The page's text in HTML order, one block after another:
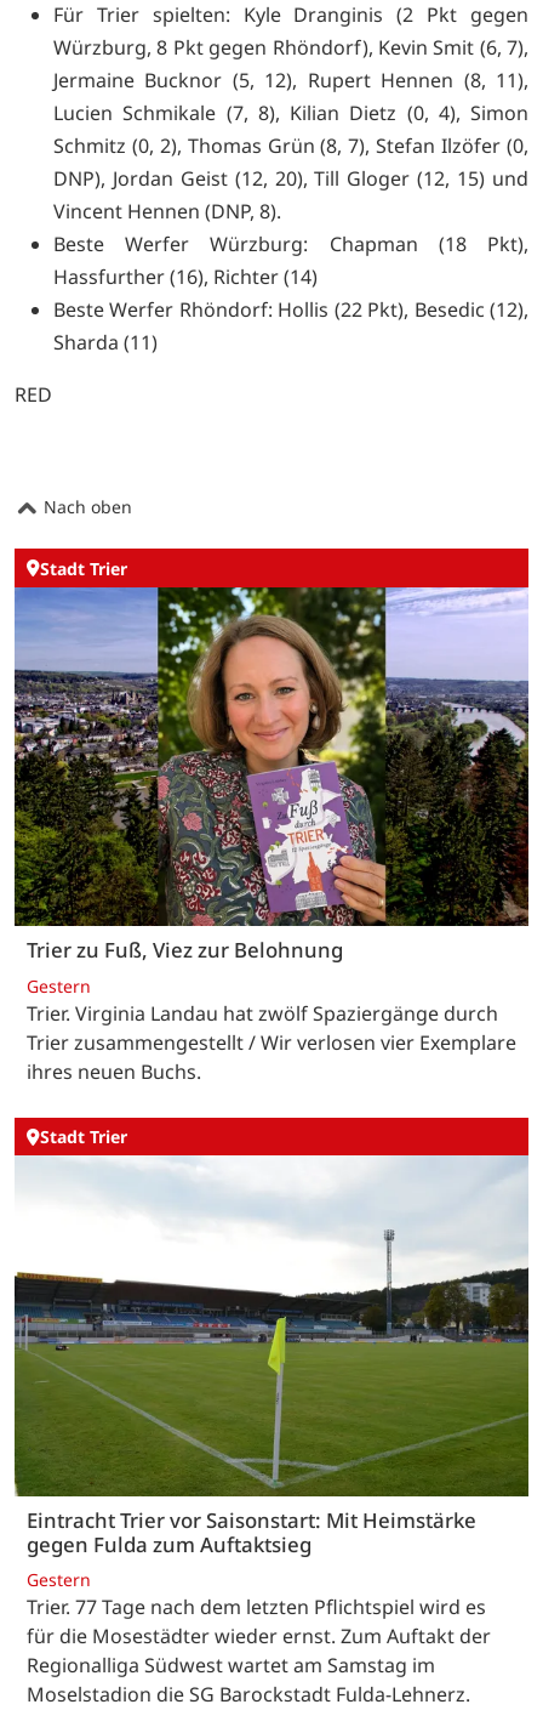
Für Trier spielten: Kyle Dranginis (2 Pkt gegen
Würzburg, 8 Pkt gegen Rhöndorf), Kevin Smit (6, 7),
Jermaine Bucknor (5, 12), Rupert Hennen (8, 11),
Lucien Schmikale (7, 8), Kilian Dietz (0, 4), Simon
Schmitz (0, 2), Thomas Grün (8, 7), Stefan Ilzöfer (0,
DNP), Jordan Geist (12, 20), Till Gloger (12, 15) und
Vincent Hennen (DNP, 8).
Beste Werfer Würzburg: Chapman (18 Pkt),
Hassfurther (16), Richter (14)
Beste Werfer Rhöndorf: Hollis (22 Pkt), Besedic (12),
Sharda (11)
RED
Nach oben
Stadt Trier
Trier zu Fuß, Viez zur Belohnung
Gestern
Trier. Virginia Landau hat zwölf Spaziergänge durch
Trier zusammengestellt / Wir verlosen vier Exemplare
ihres neuen Buchs.
Stadt Trier
Eintracht Trier vor Saisonstart: Mit Heimstärke
gegen Fulda zum Auftaktsieg
Gestern
Trier. 77 Tage nach dem letzten Pflichtspiel wird es
für die Mosestädter wieder ernst. Zum Auftakt der
Regionalliga Südwest wartet am Samstag im
Moselstadion die SG Barockstadt Fulda-Lehnerz.